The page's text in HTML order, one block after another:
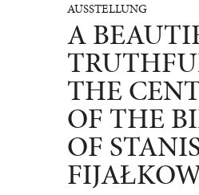
AUSSTELLUNG
A
THE
OF THE
OF